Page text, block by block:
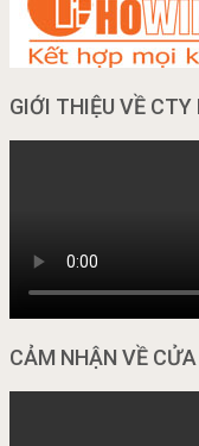
GIỚI THIỆU VỀ
CẢM NHẬN VỀ